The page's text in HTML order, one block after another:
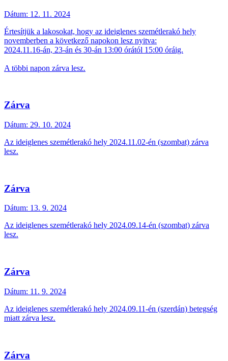
Dátum: 12. 11. 2024
Értesítjük a lakosokat, hogy az ideiglenes szemétlerakó hely
novemberben a következő napokon lesz nyitva:
2024.11.16-án, 23-án és 30-án 13:00 órától 15:00 óráig.
A többi napon zárva lesz.
Zárva
Dátum: 29. 10. 2024
Az ideiglenes szemétlerakó hely 2024.11.02-én (szombat) zárva
lesz.
Zárva
Dátum: 13. 9. 2024
Az ideiglenes szemétlerakó hely 2024.09.14-én (szombat) zárva
lesz.
Zárva
Dátum: 11. 9. 2024
Az ideiglenes szemétlerakó hely 2024.09.11-én (szerdán) betegség
miatt zárva lesz.
Zárva